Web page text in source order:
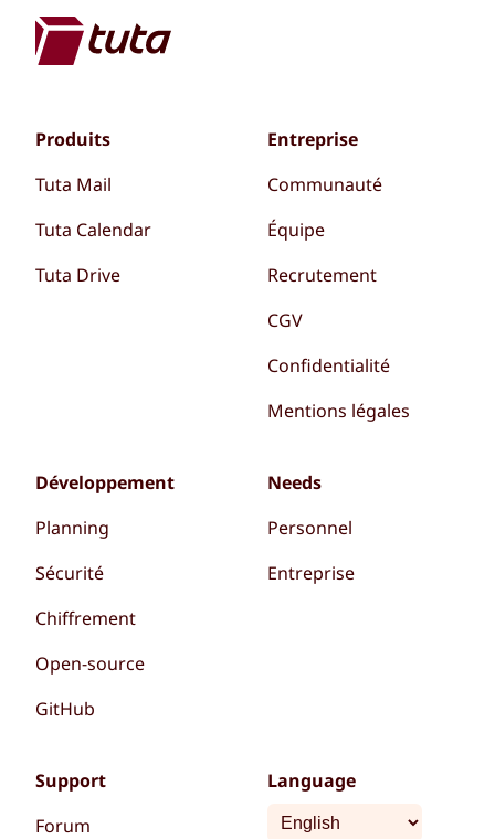
Produits
Tuta Mail
Tuta Calendar
Tuta Drive
Entreprise
Communauté
Équipe
Recrutement
CGV
Confidentialité
Mentions légales
Développement
Planning
Sécurité
Chiffrement
Open-source
GitHub
Needs
Personnel
Entreprise
Support
Forum
Language